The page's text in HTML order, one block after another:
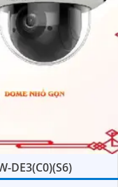
DE3(C0)(S6)